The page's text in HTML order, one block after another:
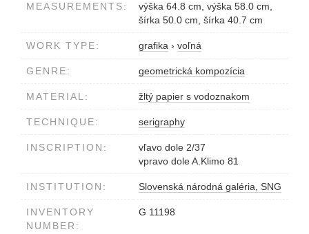
MEASUREMENTS:
výška 64.8 cm, výška 58.0 cm,
šírka 50.0 cm, šírka 40.7 cm
WORK TYPE: grafika › voľná
GENRE: geometrická kompozícia
MATERIAL: žltý papier s vodoznakom
TECHNIQUE: serigraphy
INSCRIPTION:
vľavo dole 2/37
vpravo dole A.Klimo 81
INSTITUTION: Slovenská národná galéria, SNG
INVENTORY
NUMBER:
G 11198